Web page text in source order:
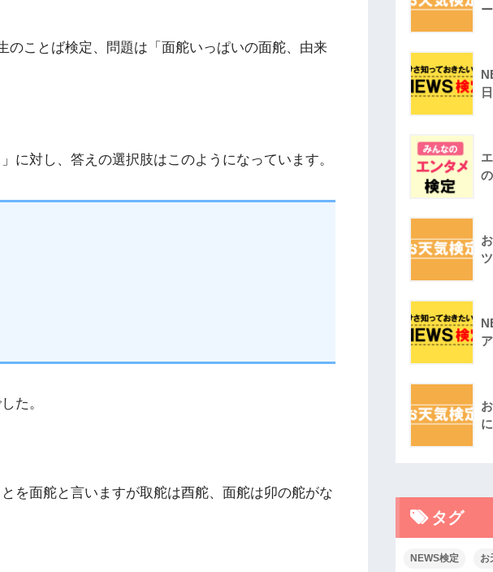
のことば検定、問題は「面舵いっぱいの面舵、由来
に対し、答えの選択肢はこのようになっています。
た。
を面舵と言いますが取舵は酉舵、面舵は卯の舵がな
タグ
NEWS検定 お